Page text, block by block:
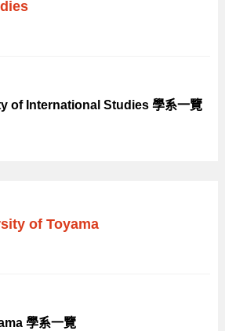
of International Studies 學系一覽
of Toyama
學系一覽